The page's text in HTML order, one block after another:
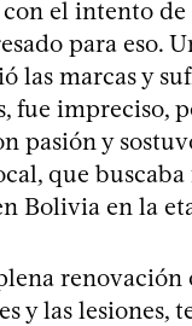
el intento de
para eso.
las marcas y
fue impreciso,
pasión y
que buscaba
Bolivia en la
y las lesiones,